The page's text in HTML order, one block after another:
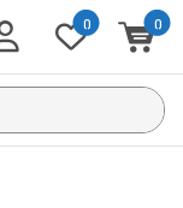
0 0